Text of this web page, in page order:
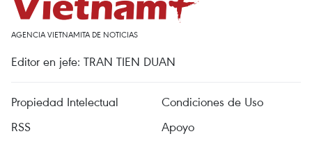
AGENCIA VIETNAMITA DE NOTICIAS
Editor en jefe: TRAN TIEN DUAN
Propiedad Intelectual
Condiciones de Uso
RSS
Apoyo